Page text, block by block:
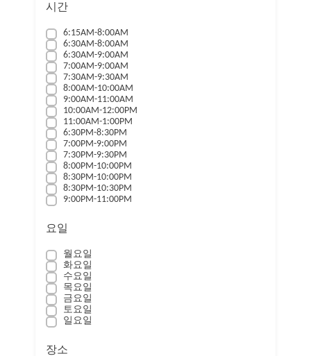
시간
6:15AM-8:00AM
6:30AM-8:00AM
6:30AM-9:00AM
7:00AM-9:00AM
7:30AM-9:30AM
8:00AM-10:00AM
9:00AM-11:00AM
10:00AM-12:00PM
11:00AM-1:00PM
6:30PM-8:30PM
7:00PM-9:00PM
7:30PM-9:30PM
8:00PM-10:00PM
8:30PM-10:00PM
8:30PM-10:30PM
9:00PM-11:00PM
요일
월요일
화요일
수요일
목요일
금요일
토요일
일요일
장소